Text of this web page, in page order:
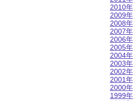
2010年
2009年
2008年
2007年
2006年
2005年
2004年
2003年
2002年
2001年
2000年
1999年